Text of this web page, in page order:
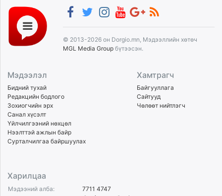
© 2013-2026 он Dorgio.mn, Мэдээллийн хөтөч
MGL Media Group бүтээсэн.
Мэдээлэл
Бидний тухай
Редакцийн бодлого
Зохиогчийн эрх
Санал хүсэлт
Үйлчилгээний нөхцөл
Нээлттэй ажлын байр
Сурталчилгаа байршуулах
Хамтрагч
Байгууллага
Сайтууд
Чөлөөт нийтлэгч
Харилцаа
Мэдээний алба:
7711 4747